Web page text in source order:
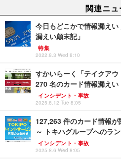
関連ニュ
今日もどこかで情報漏え
漏えい顛末記」
特集
2022.8.3 Wed 8:10
すかいらーく「テイクア
270 名のカード情報漏えい
インシデント・事故
2025.8.12 Tue 8:05
127,263 件のカード情報
～ トキハグループへのラ
インシデント・事故
2025.8.6 Wed 8:05